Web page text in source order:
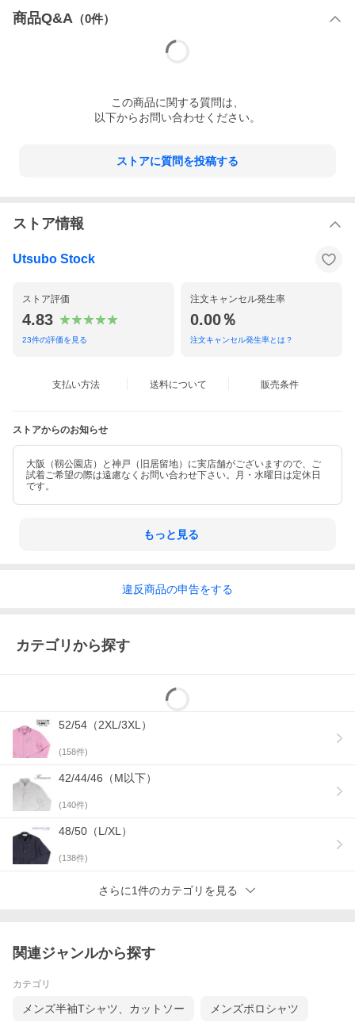
商品Q&A （0件）
この商品に関する質問は、
以下からお問い合わせください。
ストアに質問を投稿する
ストア情報
Utsubo Stock
ストア評価
4.83
23件の評価を見る
注文キャンセル発生率
0.00％
注文キャンセル発生率とは？
支払い方法 送料について 販売条件
ストアからのお知らせ
大阪（靱公園店）と神戸（旧居留地）に実店舗がございますので、ご
試着ご希望の際は遠慮なくお問い合わせ下さい。月・水曜日は定休日
です。
もっと見る
違反商品の申告をする
カテゴリから探す
52/54（2XL/3XL）
(158件)
42/44/46（M以下）
(140件)
48/50（L/XL）
(138件)
さらに1件のカテゴリを見る
関連ジャンルから探す
カテゴリ
メンズ半袖Tシャツ、カットソー メンズポロシャツ